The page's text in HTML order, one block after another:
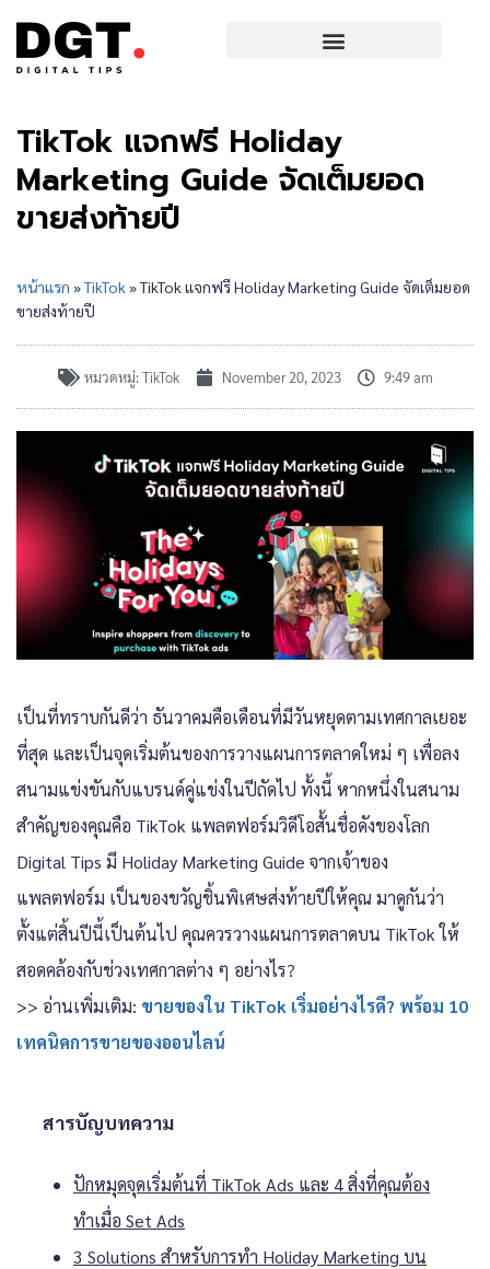
TikTok แจกฟรี Holiday
Marketing Guide จัดเต็มยอด
ขายส่งท้ายปี
หน้าแรก »TikTok»TikTok แจกฟรี Holiday Marketing Guide จัดเต็มยอด
ขายส่งท้ายปี
หมวดหมู่: TikTok November 20, 2023 9:49 am
เป็นที่ทราบกันดีว่า ธันวาคมคือเดือนที่มีวันหยุดตามเทศกาลเยอะ
ที่สุด และเป็นจุดเริ่มต้นของการวางแผนการตลาดใหม่ ๆ เพื่อลง
สนามแข่งขันกับแบรนด์คู่แข่งในปีถัดไป ทั้งนี้ หากหนึ่งในสนาม
สำคัญของคุณคือ TikTok แพลตฟอร์มวิดีโอสั้นชื่อดังของโลก
Digital Tips มี Holiday Marketing Guide จากเจ้าของ
แพลตฟอร์ม เป็นของขวัญชิ้นพิเศษส่งท้ายปีให้คุณ มาดูกันว่า
ตั้งแต่สิ้นปีนี้เป็นต้นไป คุณควรวางแผนการตลาดบน TikTok ให้
สอดคล้องกับช่วงเทศกาลต่าง ๆ อย่างไร?
>> อ่านเพิ่มเติม: ขายของใน TikTok เริ่มอย่างไรดี? พร้อม 10
เทคนิคการขายของออนไลน์
สารบัญบทความ
ปักหมุดจุดเริ่มต้นที่ TikTok Ads และ 4 สิ่งที่คุณต้อง
ทำเมื่อ Set Ads
3 Solutions สำหรับการทำ Holiday Marketing บน